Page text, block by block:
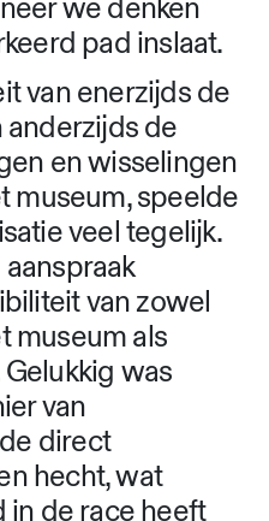
vragen of
worden
en
kritische
onze
ervan overtuigd
of ideeën van
we denken
pad inslaat.
van enerzijds de
de
en wisselingen
speelde
veel tegelijk.